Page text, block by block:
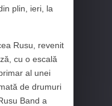
plin, ieri, la
Rusu, revenit
cu o escală
al unei
de drumuri
Band a